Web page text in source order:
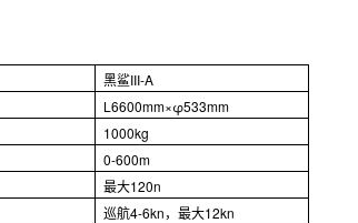
黑鲨III-A
L6600mm×φ533mm
1000kg
0-600m
最大120n
巡航4-6kn，最大12kn